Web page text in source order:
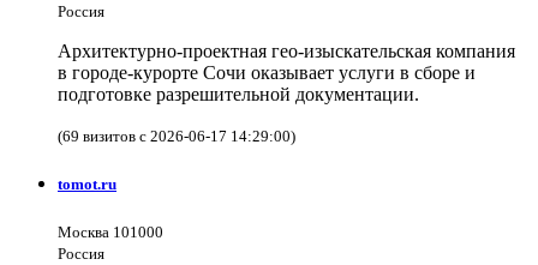
Россия
Архитектурно-проектная гео-изыскательская компания
в городе-курорте Сочи оказывает услуги в сборе и
подготовке разрешительной документации.
(69 визитов с 2026-06-17 14:29:00)
tomot.ru
Москва 101000
Россия